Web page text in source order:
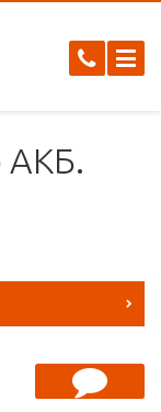
АКБ.